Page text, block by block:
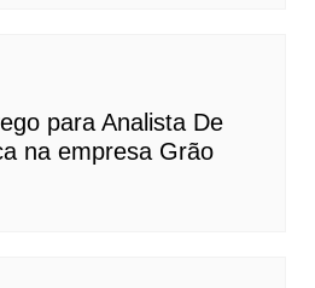
para Analista De
na empresa Grão